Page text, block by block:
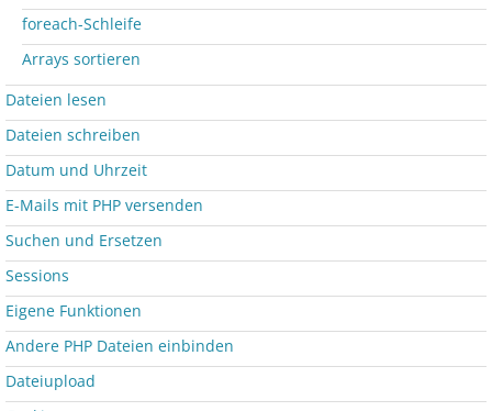
foreach-Schleife
Arrays sortieren
Dateien lesen
Dateien schreiben
Datum und Uhrzeit
E-Mails mit PHP versenden
Suchen und Ersetzen
Sessions
Eigene Funktionen
Andere PHP Dateien einbinden
Dateiupload